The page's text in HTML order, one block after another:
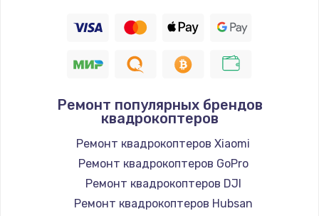
Ремонт популярных брендов
квадрокоптеров
Ремонт квадрокоптеров Xiaomi
Ремонт квадрокоптеров GoPro
Ремонт квадрокоптеров DJI
Ремонт квадрокоптеров Hubsan